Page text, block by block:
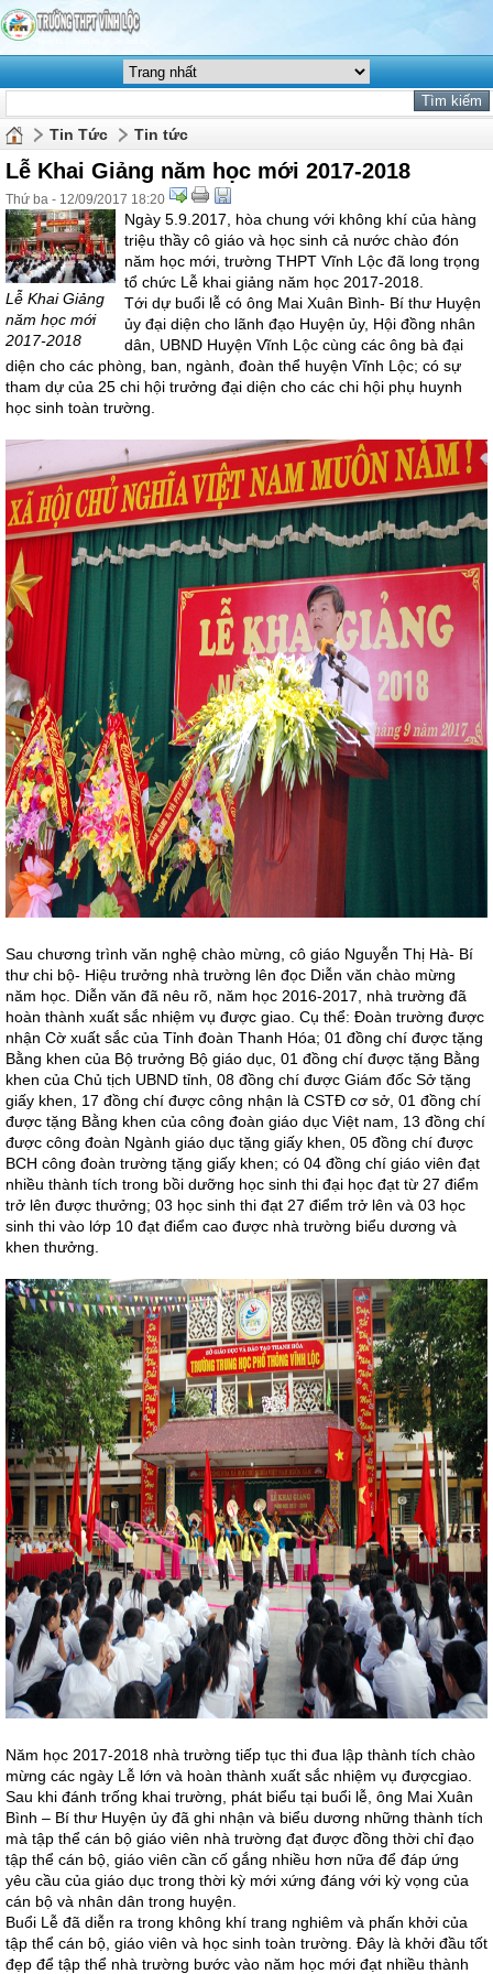
Tin Tức Tin tức
Lễ Khai Giảng năm học mới 2017-2018
Thứ ba - 12/09/2017 18:20
Lễ Khai Giảng
năm học mới
2017-2018
Ngày 5.9.2017, hòa chung với không khí của hàng
triệu thầy cô giáo và học sinh cả nước chào đón
năm học mới, trường THPT Vĩnh Lộc đã long trọng
tổ chức Lễ khai giảng năm học 2017-2018.
Tới dự buổi lễ có ông Mai Xuân Bình- Bí thư Huyện
ủy đại diện cho lãnh đạo Huyện ủy, Hội đồng nhân
dân, UBND Huyện Vĩnh Lộc cùng các ông bà đại
diện cho các phòng, ban, ngành, đoàn thể huyện Vĩnh Lộc; có sự
tham dự của 25 chi hội trưởng đại diện cho các chi hội phụ huynh
học sinh toàn trường.
Sau chương trình văn nghệ chào mừng, cô giáo Nguyễn Thị Hà- Bí
thư chi bộ- Hiệu trưởng nhà trường lên đọc Diễn văn chào mừng
năm học. Diễn văn đã nêu rõ, năm học 2016-2017, nhà trường đã
hoàn thành xuất sắc nhiệm vụ được giao. Cụ thể: Đoàn trường được
nhận Cờ xuất sắc của Tỉnh đoàn Thanh Hóa; 01 đồng chí được tặng
Bằng khen của Bộ trưởng Bộ giáo dục, 01 đồng chí được tặng Bằng
khen của Chủ tịch UBND tỉnh, 08 đồng chí được Giám đốc Sở tặng
giấy khen, 17 đồng chí được công nhận là CSTĐ cơ sở, 01 đồng chí
được tặng Bằng khen của công đoàn giáo dục Việt nam, 13 đồng chí
được công đoàn Ngành giáo dục tặng giấy khen, 05 đồng chí được
BCH công đoàn trường tặng giấy khen; có 04 đồng chí giáo viên đạt
nhiều thành tích trong bồi dưỡng học sinh thi đại học đạt từ 27 điểm
trở lên được thưởng; 03 học sinh thi đạt 27 điểm trở lên và 03 học
sinh thi vào lớp 10 đạt điểm cao được nhà trường biểu dương và
khen thưởng.
Năm học 2017-2018 nhà trường tiếp tục thi đua lập thành tích chào
mừng các ngày Lễ lớn và hoàn thành xuất sắc nhiệm vụ đượcgiao.
Sau khi đánh trống khai trường, phát biểu tại buổi lễ, ông Mai Xuân
Bình – Bí thư Huyện ủy đã ghi nhận và biểu dương những thành tích
mà tập thể cán bộ giáo viên nhà trường đạt được đồng thời chỉ đạo
tập thể cán bộ, giáo viên cần cố gắng nhiều hơn nữa để đáp ứng
yêu cầu của giáo dục trong thời kỳ mới xứng đáng với kỳ vọng của
cán bộ và nhân dân trong huyện.
Buổi Lễ đã diễn ra trong không khí trang nghiêm và phấn khởi của
tập thể cán bộ, giáo viên và học sinh toàn trường. Đây là khởi đầu tốt
đẹp để tập thể nhà trường bước vào năm học mới đạt nhiều thành